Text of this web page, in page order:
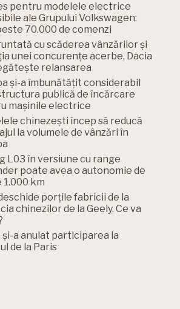
pentru modelele electrice
ale Grupului Volkswagen:
70.000 de comenzi
cu scăderea vânzărilor și
unei concurențe acerbe, Dacia
relansarea
și-a îmbunătățit considerabil
publică de încărcare
mașinile electrice
chinezești încep să reducă
la volumele de vânzări în
L03 în versiune cu range
poate avea o autonomie de
1.000 km
porțile fabricii de la
chinezilor de la Geely. Ce va
și-a anulat participarea la
de la Paris